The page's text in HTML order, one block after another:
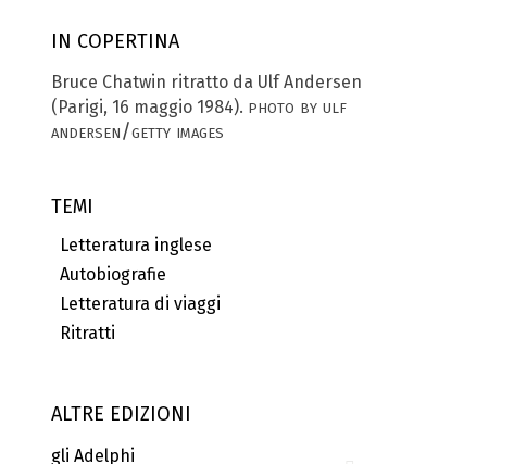
IN COPERTINA
Bruce Chatwin ritratto da Ulf Andersen
(Parigi, 16 maggio 1984). photo by ulf
andersen/getty images
TEMI
Letteratura inglese
Autobiografie
Letteratura di viaggi
Ritratti
ALTRE EDIZIONI
gli Adelphi